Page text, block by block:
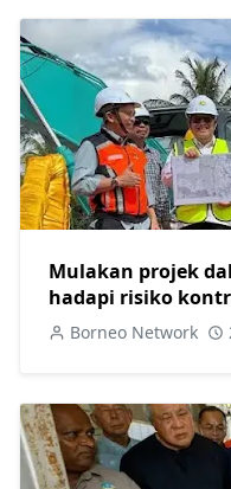
Mulakan projek
hadapi risiko
Borneo Network